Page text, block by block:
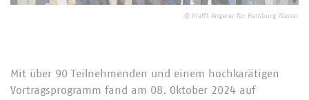
© Krafft Angerer für Hamburg Wasser
Mit über 90 Teilnehmenden und einem hochkarätigen
Vortragsprogramm fand am 08. Oktober 2024 auf